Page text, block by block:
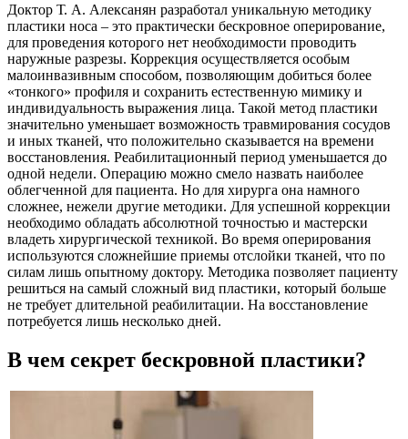
Доктор Т. А. Алексанян разработал уникальную методику
пластики носа – это практически бескровное оперирование,
для проведения которого нет необходимости проводить
наружные разрезы. Коррекция осуществляется особым
малоинвазивным способом, позволяющим добиться более
«тонкого» профиля и сохранить естественную мимику и
индивидуальность выражения лица. Такой метод пластики
значительно уменьшает возможность травмирования сосудов
и иных тканей, что положительно сказывается на времени
восстановления. Реабилитационный период уменьшается до
одной недели. Операцию можно смело назвать наиболее
облегченной для пациента. Но для хирурга она намного
сложнее, нежели другие методики. Для успешной коррекции
необходимо обладать абсолютной точностью и мастерски
владеть хирургической техникой. Во время оперирования
используются сложнейшие приемы отслойки тканей, что по
силам лишь опытному доктору. Методика позволяет пациенту
решиться на самый сложный вид пластики, который больше
не требует длительной реабилитации. На восстановление
потребуется лишь несколько дней.
В чем секрет бескровной пластики?